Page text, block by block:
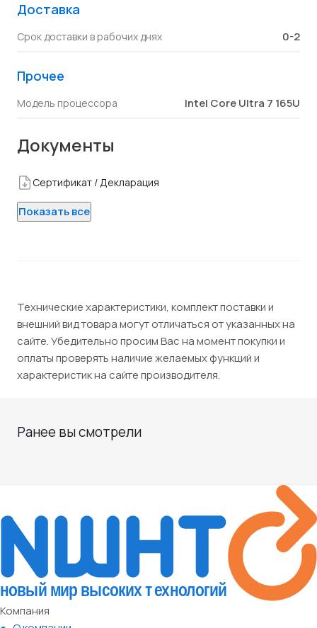
Доставка
Срок доставки в рабочих днях 0-2
Прочее
Модель процессора Intel Core Ultra 7 165U
Документы
Сертификат / Декларация
Показать все
Технические характеристики, комплект поставки и
внешний вид товара могут отличаться от указанных на
сайте. Убедительно просим Вас на момент покупки и
оплаты проверять наличие желаемых функций и
характеристик на сайте производителя.
Ранее вы смотрели
Компания